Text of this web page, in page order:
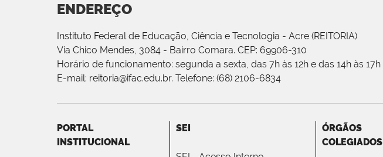
ENDEREÇO
Instituto Federal de Educação, Ciência e Tecnologia - Acre (REITORIA)
Via Chico Mendes, 3084 - Bairro Comara. CEP: 69906-310
Horário de funcionamento: segunda a sexta, das 7h às 12h e das 14h às 17h
E-mail: reitoria@ifac.edu.br. Telefone: (68) 2106-6834
PORTAL
INSTITUCIONAL
SEI
ÓRGÃOS
COLEGIADOS